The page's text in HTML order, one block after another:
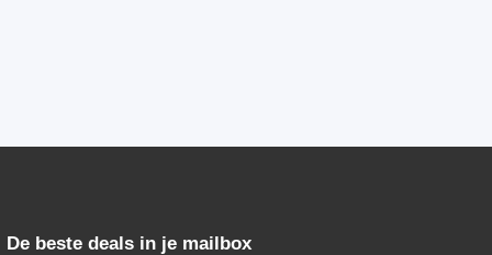
De beste deals in je mailbox